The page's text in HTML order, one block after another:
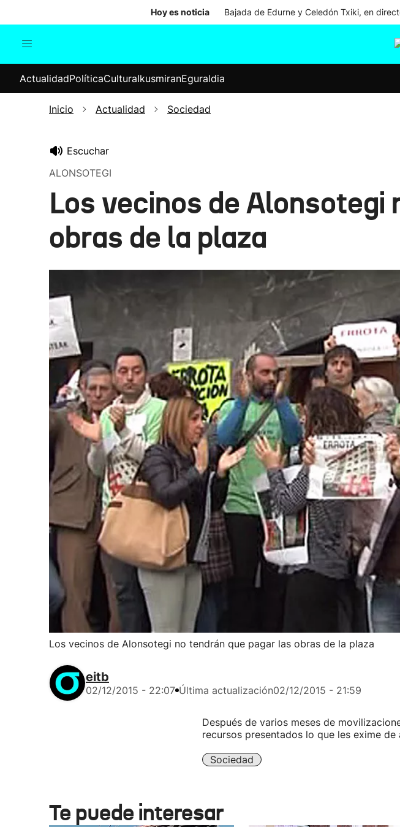
Hoy es noticia Bajada de Edurne y Celedón Txiki, en
Internacional
Elecciones
ActualidadPolíticaCulturaIkusmiranEguraldia
Inicio Actualidad Sociedad
Escuchar
ALONSOTEGI
Los vecinos de Alonsotegi
obras de la plaza
Los vecinos de Alonsotegi no tendrán que pagar las obras de la plaza
eitb
02/12/2015 - 22:07 Última actualización02/12/2015 - 21:59
Después de varios meses de
recursos presentados lo que les exime
Sociedad
Te puede interesar